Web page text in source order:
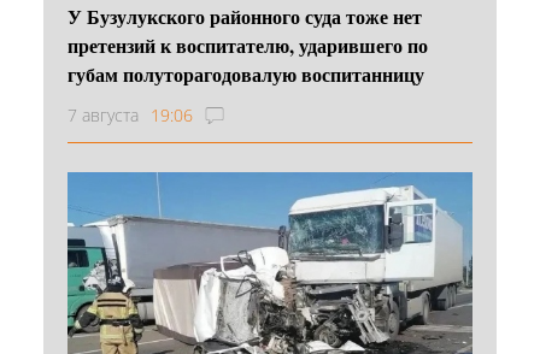
У Бузулукского районного суда тоже нет
претензий к воспитателю, ударившего по
губам полуторагодовалую воспитанницу
7 августа 19:06